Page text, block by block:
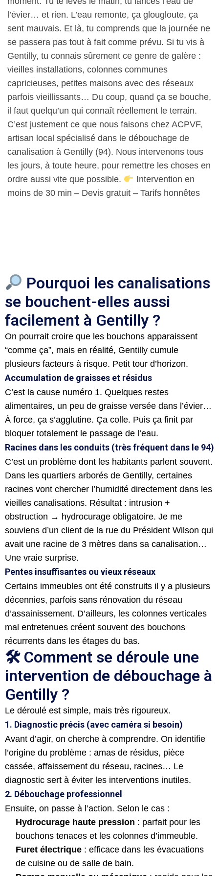
l’évier… et rien. L’eau remonte, ça glougloute, ça
sent mauvais. Et là, tu comprends que la journée ne
se passera pas tout à fait comme prévu. Si tu vis à
Gentilly, tu connais sûrement ce genre de galère :
vieilles installations, colonnes communes
capricieuses, petites maisons avec des réseaux
parfois vieillissants… Du coup, quand ça se bouche,
il faut quelqu’un qui connaît réellement le terrain.
C’est justement ce que nous faisons chez ACPVF,
artisan local spécialisé dans le débouchage de
canalisation à Gentilly (94). Nous intervenons tous
les jours, à toute heure, pour remettre les choses en
ordre aussi vite que possible.
Intervention en
moins de 30 min – Devis gratuit – Tarifs honnêtes
Pourquoi les canalisations
se bouchent-elles aussi
facilement à Gentilly ?
On pourrait croire que les bouchons apparaissent
“comme ça”, mais en réalité, Gentilly cumule
plusieurs facteurs à risque. Petit tour d’horizon.
Accumulation de graisses et résidus
C’est la cause numéro 1. Quelques restes
alimentaires, un peu de graisse versée dans l’évier…
À force, ça s’agglutine. Ça colle. Puis ça finit par
bloquer totalement le passage de l’eau.
Racines dans les conduits (très fréquent dans le 94)
C’est un problème dont les habitants parlent souvent.
Dans les quartiers arborés de Gentilly, certaines
racines vont chercher l’humidité directement dans les
vieilles canalisations. Résultat : intrusion +
obstruction → hydrocurage obligatoire. Je me
souviens d’un client de la rue du Président Wilson qui
avait une racine de 3 mètres dans sa canalisation…
Une vraie surprise.
Pentes insuffisantes ou vieux réseaux
Certains immeubles ont été construits il y a plusieurs
décennies, parfois sans rénovation du réseau
d’assainissement. D’ailleurs, les colonnes verticales
mal entretenues créent souvent des bouchons
récurrents dans les étages du bas.
🛠 Comment se déroule une
intervention de débouchage à
Gentilly ?
Le déroulé est simple, mais très rigoureux.
1. Diagnostic précis (avec caméra si besoin)
Avant d’agir, on cherche à comprendre. On identifie
l’origine du problème : amas de résidus, pièce
cassée, affaissement du réseau, racines… Le
diagnostic sert à éviter les interventions inutiles.
2. Débouchage professionnel
Ensuite, on passe à l’action. Selon le cas :
Hydrocurage haute pression : parfait pour les
bouchons tenaces et les colonnes d’immeuble.
Furet électrique : efficace dans les évacuations
de cuisine ou de salle de bain.